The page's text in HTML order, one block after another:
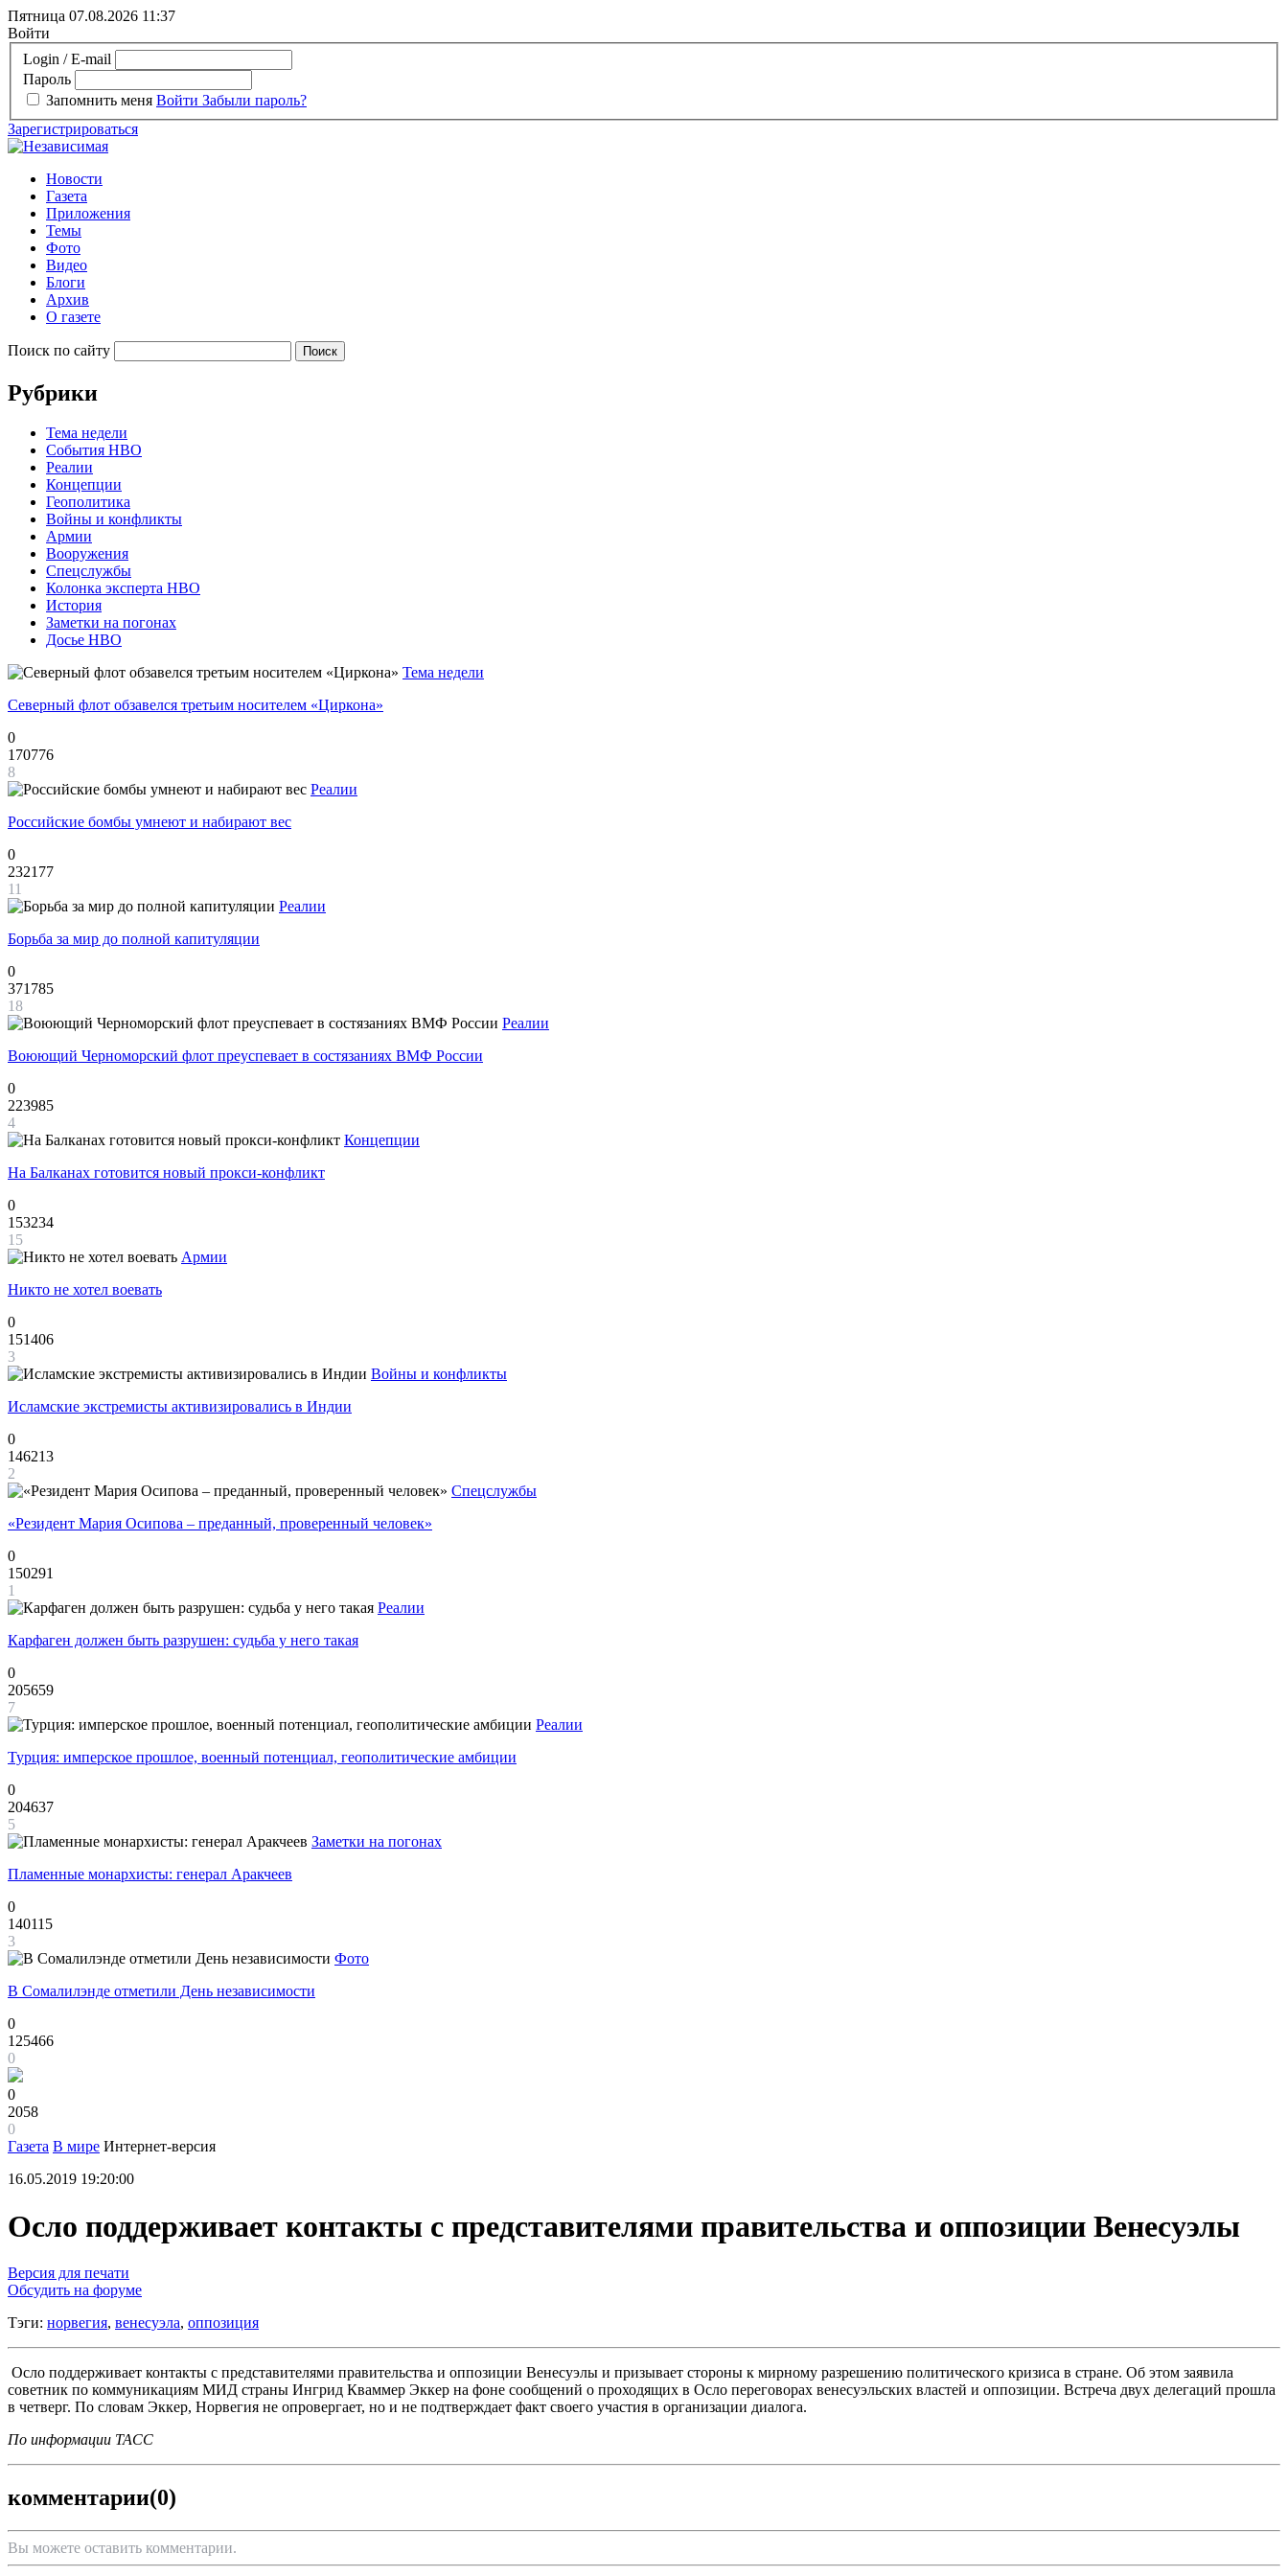
Пятница 07.08.2026 11:37
Войти
Login / E-mail
Пароль
Запомнить меня Войти Забыли пароль?
Зарегистрироваться
Новости
Газета
Приложения
Темы
Фото
Видео
Блоги
Архив
О газете
Поиск по сайту
Рубрики
Тема недели
События НВО
Реалии
Концепции
Геополитика
Войны и конфликты
Армии
Вооружения
Спецслужбы
Колонка эксперта НВО
История
Заметки на погонах
Досье НВО
Тема недели
Северный флот обзавелся третьим носителем «Циркона»
0
170776
8
Реалии
Российские бомбы умнеют и набирают вес
0
232177
11
Реалии
Борьба за мир до полной капитуляции
0
371785
18
Реалии
Воюющий Черноморский флот преуспевает в состязаниях ВМФ России
0
223985
4
Концепции
На Балканах готовится новый прокси-конфликт
0
153234
15
Армии
Никто не хотел воевать
0
151406
3
Войны и конфликты
Исламские экстремисты активизировались в Индии
0
146213
2
Спецслужбы
«Резидент Мария Осипова – преданный, проверенный человек»
0
150291
1
Реалии
Карфаген должен быть разрушен: судьба у него такая
0
205659
7
Реалии
Турция: имперское прошлое, военный потенциал, геополитические амбиции
0
204637
5
Заметки на погонах
Пламенные монархисты: генерал Аракчеев
0
140115
3
Фото
В Сомалилэнде отметили День независимости
0
125466
0
0
2058
0
Газета В мире Интернет-версия
16.05.2019 19:20:00
Осло поддерживает контакты с представителями правительства и оппозиции Венесуэлы
Версия для печати
Обсудить на форуме
Тэги: норвегия, венесуэла, оппозиция
Осло поддерживает контакты с представителями правительства и оппозиции Венесуэлы и призывает стороны к мирному разрешению политического кризиса в стране. Об этом заявила
советник по коммуникациям МИД страны Ингрид Кваммер Эккер на фоне сообщений о проходящих в Осло переговорах венесуэльских властей и оппозиции. Встреча двух делегаций прошла
в четверг. По словам Эккер, Норвегия не опровергает, но и не подтверждает факт своего участия в организации диалога.
По информации ТАСС
комментарии(0)
Вы можете оставить комментарии.